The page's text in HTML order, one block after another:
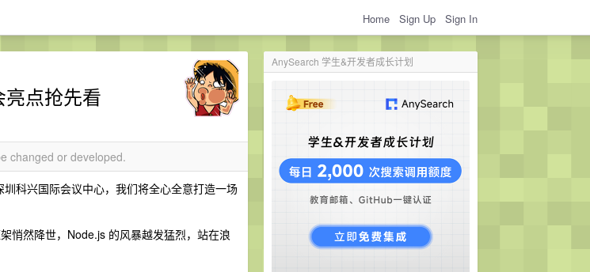
Home Sign Up Sign In
AnySearch 学生&开发者成长计划
点抢先看
changed or developed.
科兴国际会议中心，我们将全心全意打造一场
悄然降世，Node.js 的风暴越发猛烈，站在浪